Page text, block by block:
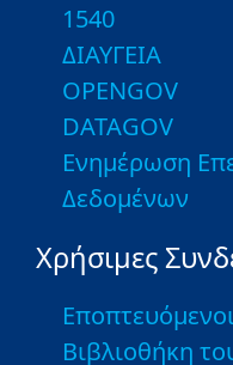
1540
ΔΙΑΥΓΕΙΑ
OPENGOV
DATAGOV
Ενημέρωση
Δεδομένων
Χρήσιμες
Βιβλιοθήκη